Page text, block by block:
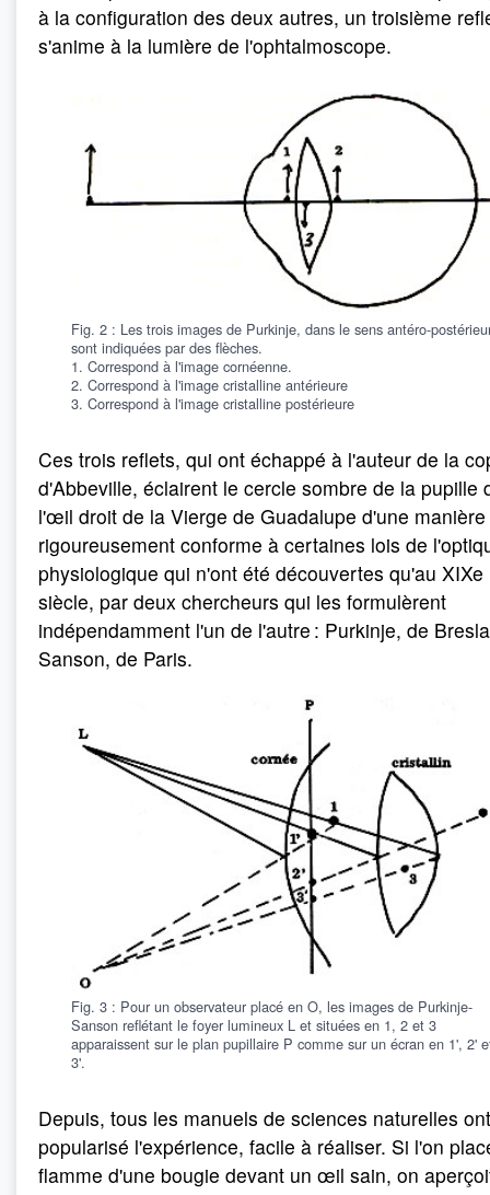
à la configuration des deux autres, un troisième
s'anime à la lumière de l'ophtalmoscope.
Fig. 2 : Les trois images de Purkinje, dans le sens antéro-
sont indiquées par des flèches.
1. Correspond à l'image cornéenne.
2. Correspond à l'image cristalline antérieure
3. Correspond à l'image cristalline postérieure
Ces trois reflets, qui ont échappé à l'auteur de la
d'Abbeville, éclairent le cercle sombre de la pupille
l'œil droit de la Vierge de Guadalupe d'une manière
rigoureusement conforme à certaines lois de
physiologique qui n'ont été découvertes qu'au XIXe
siècle, par deux chercheurs qui les formulèrent
indépendamment l'un de l'autre : Purkinje, de
Sanson, de Paris.
Fig. 3 : Pour un observateur placé en O, les images de Purkinje-
Sanson reflétant le foyer lumineux L et situées en 1, 2 et 3
apparaissent sur le plan pupillaire P comme sur un écran en 1', 2'
3'.
Depuis, tous les manuels de sciences naturelles ont
popularisé l'expérience, facile à réaliser. Si l'on
flamme d'une bougie devant un œil sain, on